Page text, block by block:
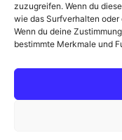
zuzugreifen. Wenn du
wie das Surfverhalten
Wenn du deine
bestimmte Merkmale und
0157 / 333
Alte Salzstr.
© 2026